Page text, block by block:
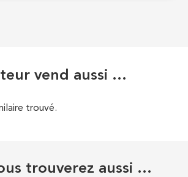
vend aussi …
trouvé.
trouverez aussi …